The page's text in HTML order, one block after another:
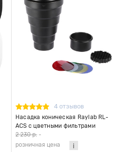
4 отзывов
Насадка коническая Raylab RL-
ACS с цветными фильтрами
2 230 р. -
розничная цена